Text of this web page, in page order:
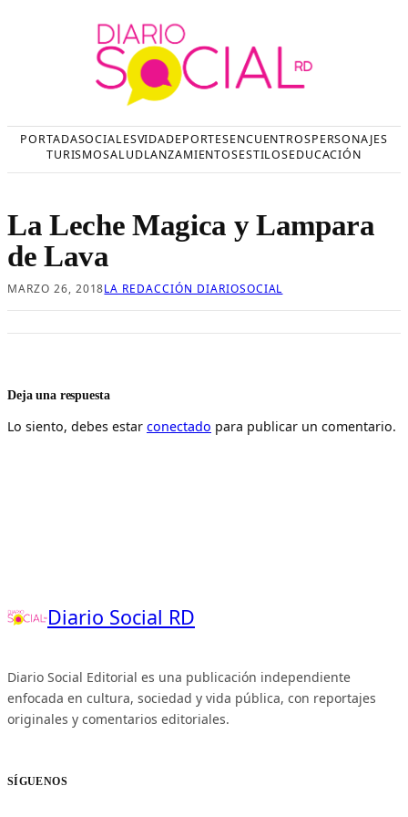
PORTADASOCIALESVIDADEPORTESENCUENTROSPERSONAJES
TURISMOSALUDLANZAMIENTOSESTILOSEDUCACIÓN
La Leche Magica y Lampara
de Lava
MARZO 26, 2018LA REDACCIÓN DIARIOSOCIAL
Deja una respuesta
Lo siento, debes estar conectado para publicar un comentario.
Diario Social RD
Diario Social Editorial es una publicación independiente
enfocada en cultura, sociedad y vida pública, con reportajes
originales y comentarios editoriales.
SÍGUENOS